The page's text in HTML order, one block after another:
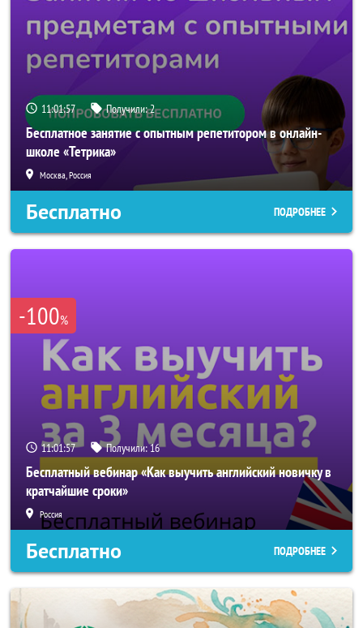
11:01:54 Получили:2
Бесплатное занятие с опытным репетитором в онлайн-
школе «Тетрика»
Москва, Россия
Бесплатно ПОДРОБНЕЕ
-100%
11:01:54 Получили:16
Бесплатный вебинар «Как выучить английский новичку в
кратчайшие сроки»
Россия
Бесплатно ПОДРОБНЕЕ